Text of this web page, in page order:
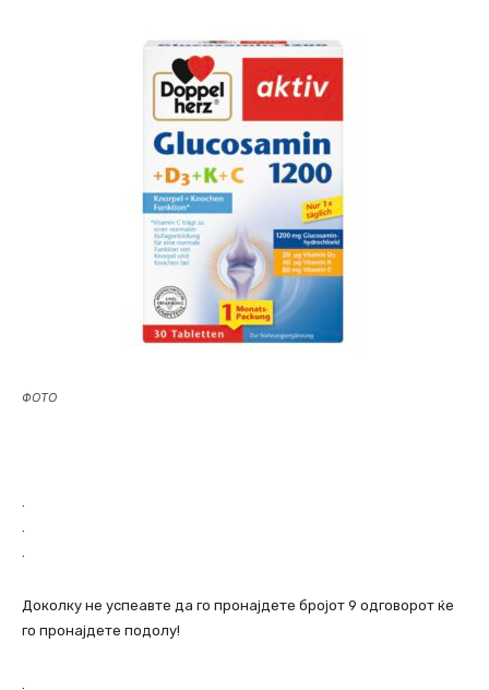
ФОТО
.
.
.
Доколку не успеавте да го пронајдете бројот 9 одговорот ќе
го пронајдете подолу!
.